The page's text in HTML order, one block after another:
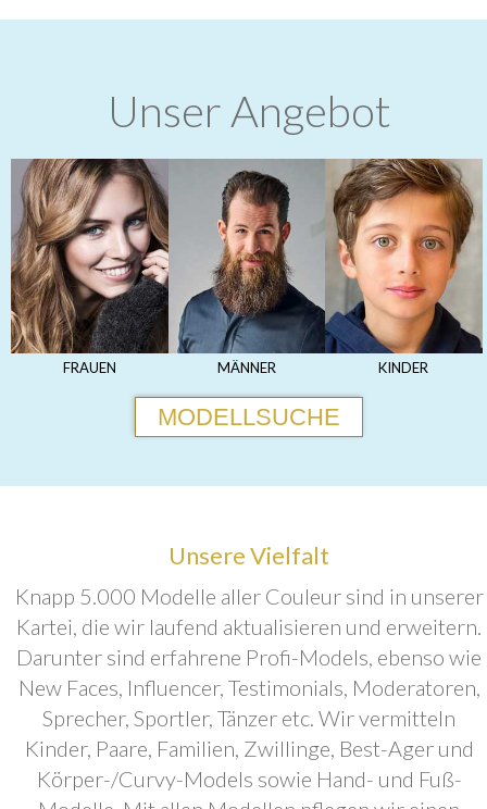
Unser Angebot
FRAUEN MÄNNER KINDER
MODELLSUCHE
Unsere Vielfalt
Knapp 5.000 Modelle aller Couleur sind in unserer
Kartei, die wir laufend aktualisieren und erweitern.
Darunter sind erfahrene Profi-Models, ebenso wie
New Faces, Influencer, Testimonials, Moderatoren,
Sprecher, Sportler, Tänzer etc. Wir vermitteln
Kinder, Paare, Familien, Zwillinge, Best-Ager und
Körper-/Curvy-Models sowie Hand- und Fuß-